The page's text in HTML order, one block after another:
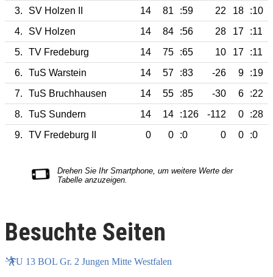
3.
SV Holzen II 14 81 :59 22 18
:10
4.
SV Holzen 14 84 :56 28 17
:11
5.
TV Fredeburg 14 75 :65 10 17
:11
6.
TuS Warstein 14 57 :83 -26 9
:19
7.
TuS Bruchhausen 14 55 :85 -30 6
:22
8.
TuS Sundern 14 14 :126 -112 0
:28
9.
TV Fredeburg II 0 0 :0 0 0 :0
Besuchte Seiten
U 13 BOL Gr. 2 Jungen Mitte Westfalen